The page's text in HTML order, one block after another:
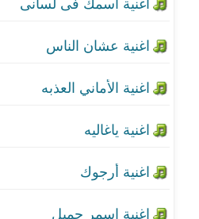
اغنية اسمر جميل
اغنية أحلى عيون
اغنية يامجننى